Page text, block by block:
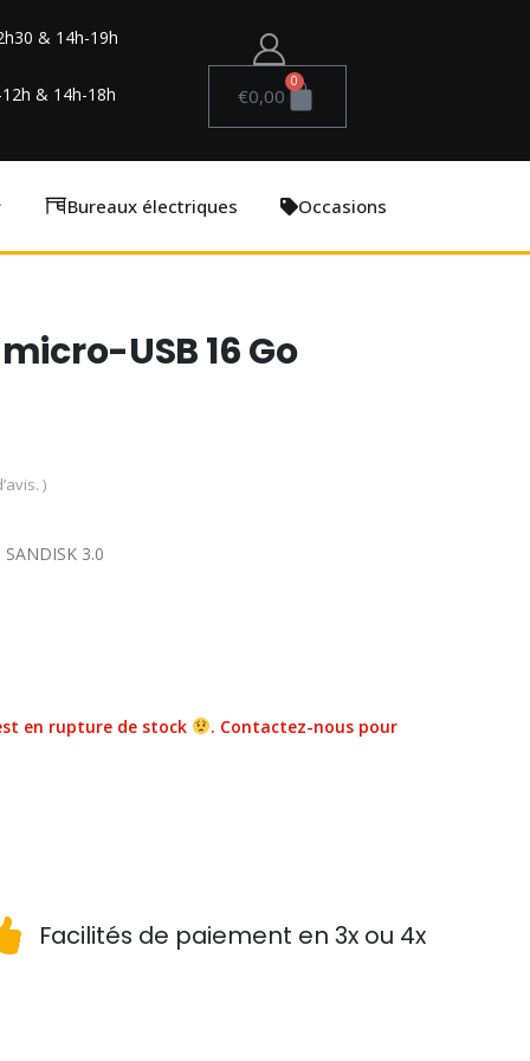
& 14h-19h
12h & 14h-18h €0,00
0
Bureaux électriques Occasions
USB 16 Go
)
3.0
en rupture de stock . Contactez-nous pour
Facilités de paiement en 3x ou 4x